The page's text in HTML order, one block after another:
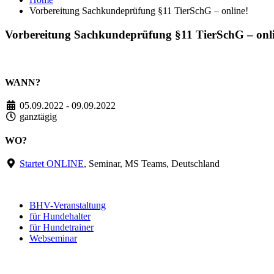
Vorbereitung Sachkundeprüfung §11 TierSchG – online!
Vorbereitung Sachkundeprüfung §11 TierSchG –
WANN?
05.09.2022 - 09.09.2022
ganztägig
WO?
Startet ONLINE, Seminar, MS Teams, Deutschland
BHV-Veranstaltung
für Hundehalter
für Hundetrainer
Webseminar